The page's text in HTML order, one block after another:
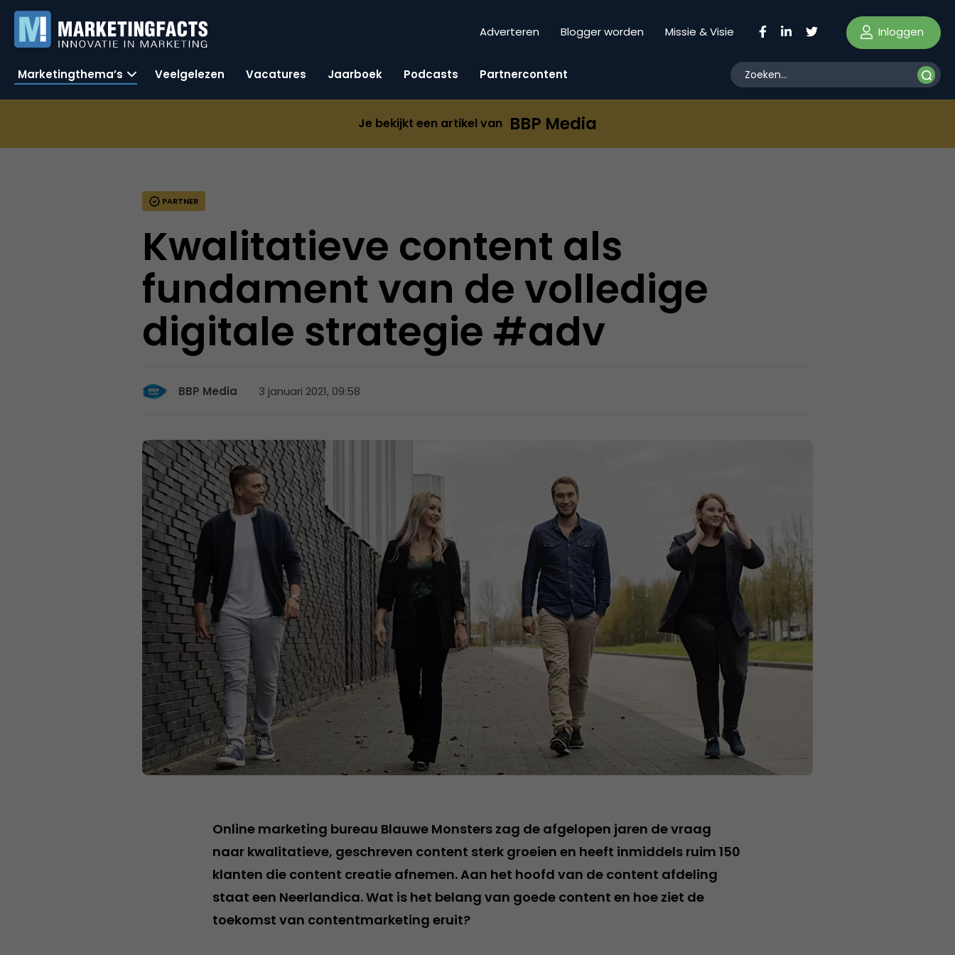
Adverteren Blogger worden Missie & Visie Inloggen
Marketingthema’s Veelgelezen Vacatures Jaarboek Podcasts Partnercontent
Je bekijkt een artikel van BBP Media
PARTNER
Kwalitatieve content als
fundament van de volledige
digitale strategie #adv
BBP Media 3 januari 2021, 09:58
Online marketing bureau Blauwe Monsters zag de afgelopen jaren de vraag
naar kwalitatieve, geschreven content sterk groeien en heeft inmiddels ruim 150
klanten die content creatie afnemen. Aan het hoofd van de content afdeling
staat een Neerlandica. Wat is het belang van goede content en hoe ziet de
toekomst van contentmarketing eruit?